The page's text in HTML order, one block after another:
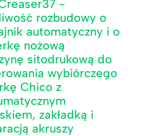
-
rozbudowy o
automatyczny i o
nożową
sitodrukową do
wybiórczego
Chico z
zakładką i
akruszy